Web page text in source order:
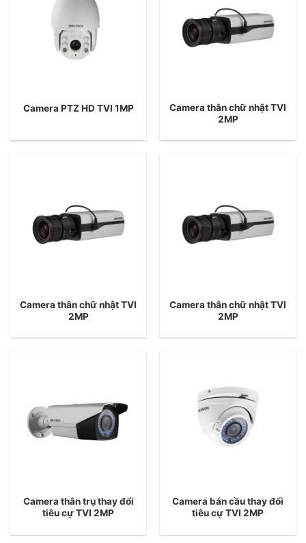
Camera PTZ HD TVI 1MP
Camera thân chữ nhật TVI
2MP
Camera thân chữ nhật TVI
2MP
Camera thân chữ nhật TVI
2MP
Camera thân trụ thay đổi
tiêu cự TVI 2MP
Camera bán cầu thay đổi
tiêu cự TVI 2MP